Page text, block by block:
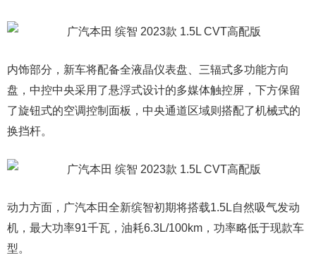
内饰部分，新车将配备全液晶仪表盘、三辐式多功能方向
盘，中控中央采用了悬浮式设计的多媒体触控屏，下方保留
了旋钮式的空调控制面板，中央通道区域则搭配了机械式的
换挡杆。
动力方面，广汽本田全新缤智初期将搭载1.5L自然吸气发动
机，最大功率91千瓦，油耗6.3L/100km，功率略低于现款车
型。